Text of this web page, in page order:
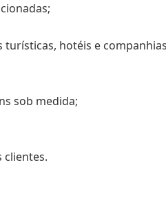
hotéis e
sob medida;
clientes.